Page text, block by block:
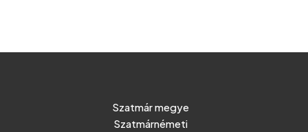
Szatmár megye
Szatmárnémeti